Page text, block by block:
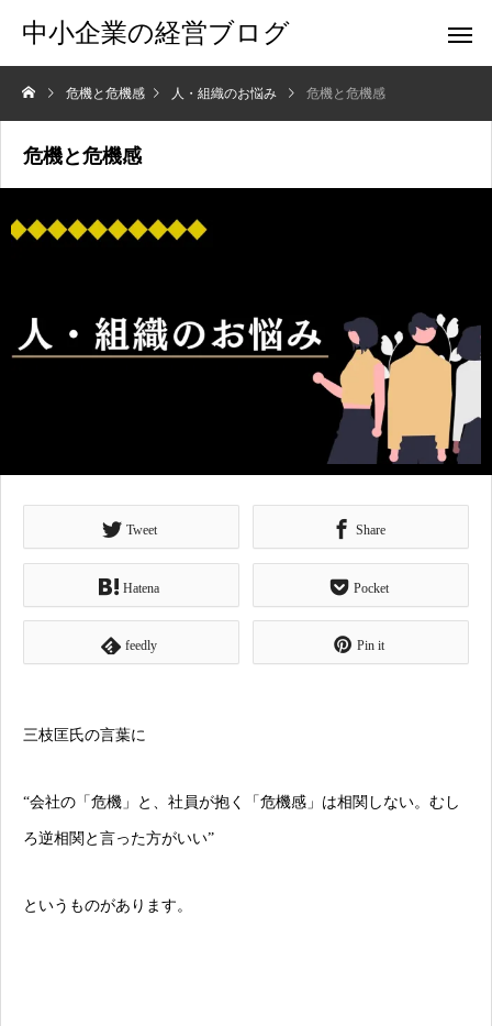
中小企業の経営ブログ
危機と危機感 人・組織のお悩み 危機と危機感
危機と危機感
Tweet Share
Hatena Pocket
feedly Pin it
三枝匡氏の言葉に
“会社の「危機」と、社員が抱く「危機感」は相関しない。むし
ろ逆相関と言った方がいい”
というものがあります。